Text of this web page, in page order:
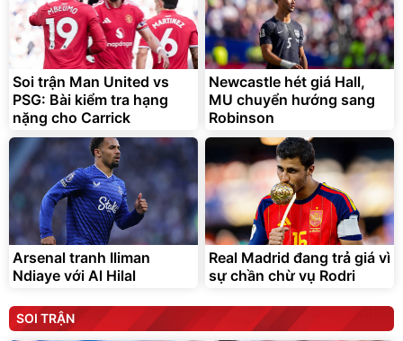
Soi trận Man United vs
PSG: Bài kiểm tra hạng
nặng cho Carrick
Newcastle hét giá Hall,
MU chuyển hướng sang
Robinson
Arsenal tranh Iliman
Ndiaye với Al Hilal
Real Madrid đang trả giá vì
sự chần chừ vụ Rodri
SOI TRẬN